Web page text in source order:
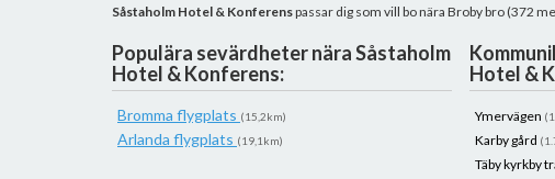
Såstaholm Hotel & Konferenspassar dig som vill bo nära Broby bro (372
Populära sevärdheter nära Såstaholm
Hotel & Konferens:
Bromma flygplats (15,2km)
Arlanda flygplats (19,1km)
Hotel &
Ymervägen
Karby gård
Täby kyrkby